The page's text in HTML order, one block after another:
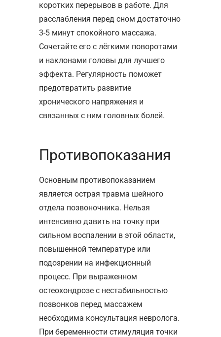
коротких перерывов в работе. Для
расслабления перед сном достаточно
3-5 минут спокойного массажа.
Сочетайте его с лёгкими поворотами
и наклонами головы для лучшего
эффекта. Регулярность поможет
предотвратить развитие
хронического напряжения и
связанных с ним головных болей.
Противопоказания
Основным противопоказанием
является острая травма шейного
отдела позвоночника. Нельзя
интенсивно давить на точку при
сильном воспалении в этой области,
повышенной температуре или
подозрении на инфекционный
процесс. При выраженном
остеохондрозе с нестабильностью
позвонков перед массажем
необходима консультация невролога.
При беременности стимуляция точки